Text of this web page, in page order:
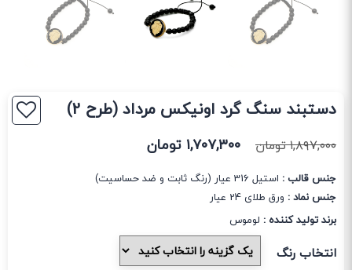
دستبند سنگ گرد اونیکس مرداد (طرح 2)
۱,۸۹۷,۰۰۰تومان ۱,۷۰۷,۳۰۰ تومان
جنس قالب : استیل 316 عیار (رنگ ثابت و ضد حساسیت)
جنس نماد : ورق طلای 24 عیار
برند تولید کننده : لوموس
انتخاب رنگ